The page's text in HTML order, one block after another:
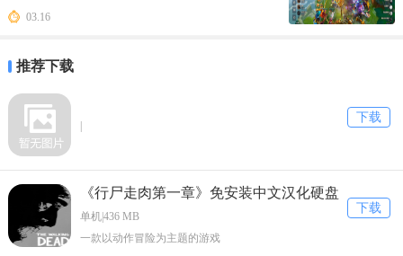
03.16
推荐下载
下载
下载
《行尸走肉第一章》免安装中文汉化硬盘
版下载
单机|436 MB
一款以动作冒险为主题的游戏